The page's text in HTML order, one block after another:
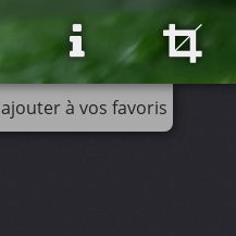
ajouter à vos favoris